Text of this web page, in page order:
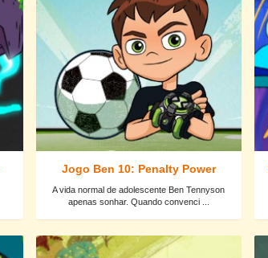
Jogo Ben 10: Penalty Power
A vida normal de adolescente Ben Tennyson
apenas sonhar. Quando convenci ...